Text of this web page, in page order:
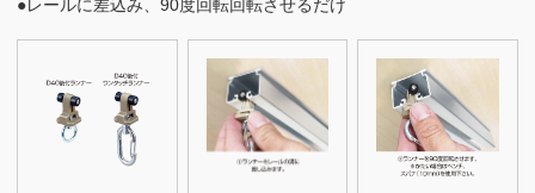
●レールに差込み、90度回転回転させるだけ